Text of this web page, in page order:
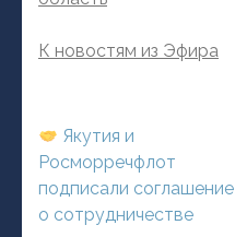
К новостям из Эфира
Навигация
по
записям
Якутия и
Росморречфлот
подписали соглашение
о сотрудничестве